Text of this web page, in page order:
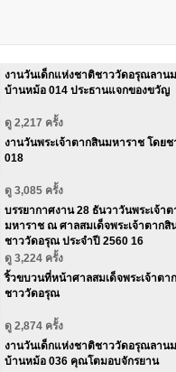
งานวันเด็กแห่งชาติชาววัดอรุณลาน
บ้านหม้อ 014 ประธานแจกของขวัญ
ดู 2,217 ครั้ง
งานวันพระเจ้าตากสินมหาราช โดย
018
ดู 3,085 ครั้ง
บรรยากาศงาน 28 ธันวาวันพระเจ้า
มหาราช ณ ศาลสมเด็จพระเจ้าตากสิ
ชาววัดอรุณ ประจำปี 2560 16
ดู 3,224 ครั้ง
ริ้วขบวนที่หน้าศาลสมเด็จพระเจ้าตา
ชาววัดอรุณ
ดู 2,874 ครั้ง
งานวันเด็กแห่งชาติชาววัดอรุณลาน
บ้านหม้อ 036 คุณโตมอบจักรยาน